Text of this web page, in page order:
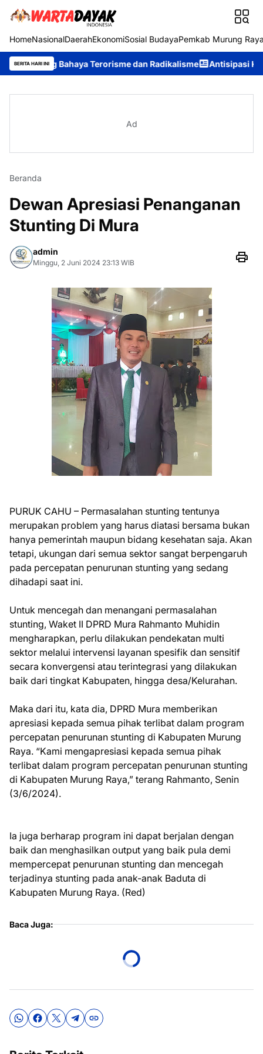
HomeNasionalDaerahEkonomiSosial BudayaPemkab Murung
BERITA HARI INI
Bahaya Terorisme dan Radikalisme Antisipasi Karhutla,
Ad
Beranda
Dewan Apresiasi Penanganan
Stunting Di Mura
admin
Minggu, 2 Juni 2024 23:13 WIB
PURUK CAHU – Permasalahan stunting tentunya
merupakan problem yang harus diatasi bersama bukan
hanya pemerintah maupun bidang kesehatan saja. Akan
tetapi, ukungan dari semua sektor sangat berpengaruh
pada percepatan penurunan stunting yang sedang
dihadapi saat ini.
Untuk mencegah dan menangani permasalahan
stunting, Waket II DPRD Mura Rahmanto Muhidin
mengharapkan, perlu dilakukan pendekatan multi
sektor melalui intervensi layanan spesifik dan sensitif
secara konvergensi atau terintegrasi yang dilakukan
baik dari tingkat Kabupaten, hingga desa/Kelurahan.
Maka dari itu, kata dia, DPRD Mura memberikan
apresiasi kepada semua pihak terlibat dalam program
percepatan penurunan stunting di Kabupaten Murung
Raya. “Kami mengapresiasi kepada semua pihak
terlibat dalam program percepatan penurunan stunting
di Kabupaten Murung Raya,” terang Rahmanto, Senin
(3/6/2024).
Ia juga berharap program ini dapat berjalan dengan
baik dan menghasilkan output yang baik pula demi
mempercepat penurunan stunting dan mencegah
terjadinya stunting pada anak-anak Baduta di
Kabupaten Murung Raya. (Red)
Baca Juga: